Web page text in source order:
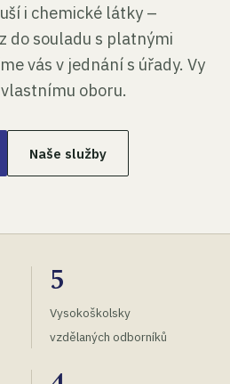
i chemické látky –
do souladu s platnými
vás v jednání s úřady. Vy
oboru.
Naše služby
5
Vysokoškolsky
vzdělaných odborníků